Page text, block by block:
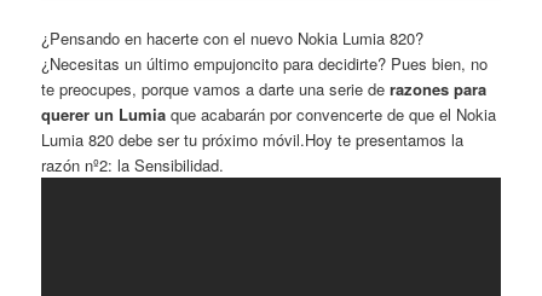
¿Pensando en hacerte con el nuevo Nokia Lumia 820?
¿Necesitas un último empujoncito para decidirte? Pues bien, no
te preocupes, porque vamos a darte una serie derazones para
querer un Lumiaque acabarán por convencerte de que el Nokia
Lumia 820 debe ser tu próximo móvil.Hoy te presentamos la
razón nº2: la Sensibilidad.